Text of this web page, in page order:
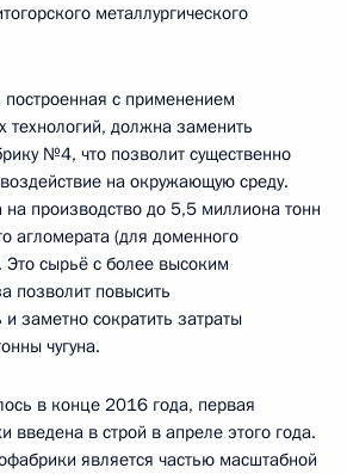
металлургического
с применением
технологий, должна заменить
№4, что позволит существенно
на окружающую среду.
производство до 5,5 миллиона тонн
агломерата (для доменного
Это сырьё с более высоким
позволит повысить
заметно сократить затраты
чугуна.
в конце 2016 года, первая
введена в строй в апреле этого года.
является частью масштабной